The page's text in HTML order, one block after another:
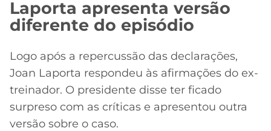
Laporta apresenta versão
diferente do episódio
Logo após a repercussão das declarações,
Joan Laporta respondeu às afirmações do ex-
treinador. O presidente disse ter ficado
surpreso com as críticas e apresentou outra
versão sobre o caso.